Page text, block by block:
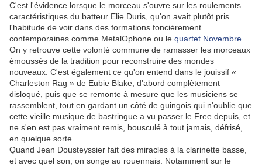
C'est l'évidence lorsque le morceau s'ouvre sur les roulements
caractéristiques du batteur Elie Duris, qu'on avait plutôt pris
l'habitude de voir dans des formations foncièrement
contemporaines comme MetalOphone ou le quartet Novembre
On y retrouve cette volonté commune de ramasser les morceaux
émoussés de la tradition pour reconstruire des mondes
nouveaux. C'est également ce qu'on entend dans le jouissif «
Charleston Rag » de Eubie Blake, d'abord complètement
disloqué, puis que se remonte à mesure que les musiciens se
rassemblent, tout en gardant un côté de guingois qui n'oublie que
cette vieille musique de bastringue a vu passer le Free depuis, et
ne s'en est pas vraiment remis, bousculé à tout jamais, défrisé,
en quelque sorte.
Quand Jean Dousteyssier fait des miracles à la clarinette basse,
et avec quel son, on songe au rouennais. Notamment sur le